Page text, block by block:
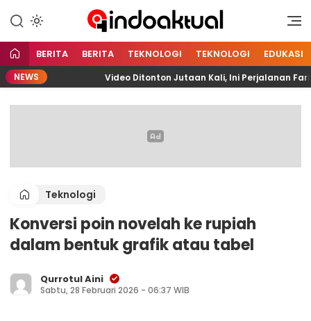
Indoaktual
Indonesia Aktual
BERITA BERITA TEKNOLOGI TEKNOLOGI EDUKASI
NEWS Video Ditonton Jutaan Kali, Ini Perjalanan Fariz
Teknologi
Konversi poin novelah ke rupiah
dalam bentuk grafik atau tabel
Qurrotul Aini
Sabtu, 28 Februari 2026 - 06:37 WIB